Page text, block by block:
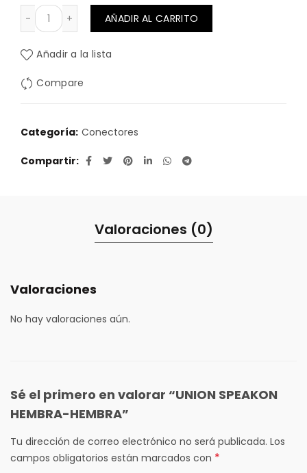
UNION SPEAKON HEMBRA-HEMBRA cantidad
AÑADIR AL CARRITO
Añadir a la lista
Compare
Categoría: Conectores
Compartir
Valoraciones (0)
Valoraciones
No hay valoraciones aún.
Sé el primero en valorar “UNION SPEAKON
HEMBRA-HEMBRA”
Tu dirección de correo electrónico no será publicada. Los
campos obligatorios están marcados con *